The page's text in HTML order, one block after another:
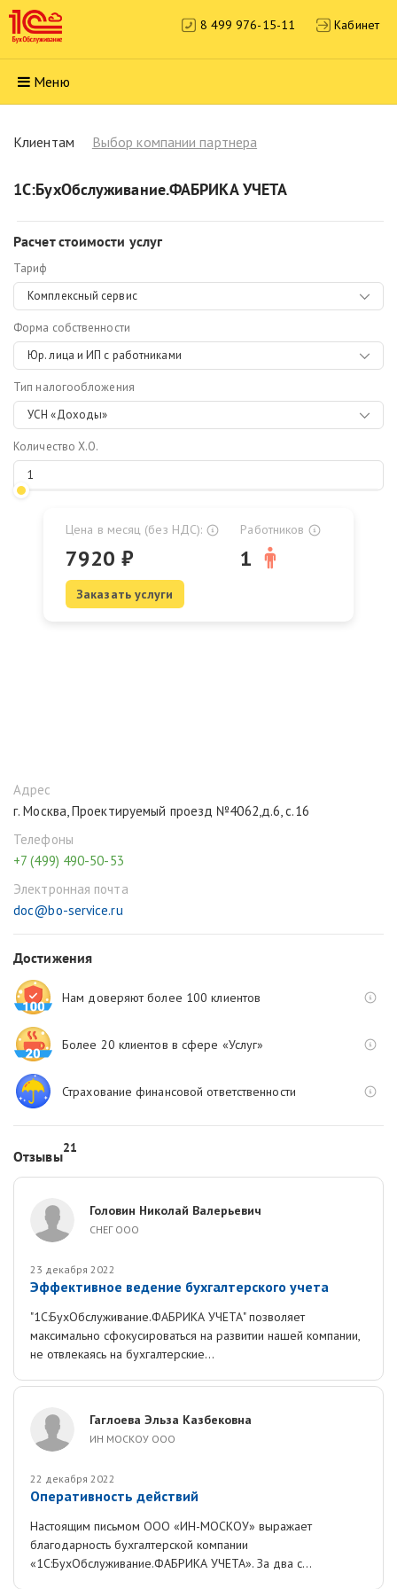
8 499 976-15-11 Кабинет
Меню
Клиентам Выбор компании партнера
1С:БухОбслуживание.ФАБРИКА УЧЕТА
Расчет стоимости услуг
Тариф
Комплексный сервис
Форма собственности
Юр. лица и ИП с работниками
Тип налогообложения
УСН «Доходы»
Количество Х.О.
Цена в месяц (без НДС):
7920 ₽
Работников
1
Заказать услуги
Адрес
г. Москва, Проектируемый проезд №4062,д.6, с.16
Телефоны
+7 (499) 490-50-53
Электронная почта
doc@bo-service.ru
Достижения
Нам доверяют более 100 клиентов
Более 20 клиентов в сфере «Услуг»
Страхование финансовой ответственности
Отзывы21
Головин Николай Валерьевич
СНЕГ ООО
23 декабря 2022
Эффективное ведение бухгалтерского учета
"1С:БухОбслуживание.ФАБРИКА УЧЕТА" позволяет
максимально сфокусироваться на развитии нашей компании,
не отвлекаясь на бухгалтерские...
Гаглоева Эльза Казбековна
ИН МОСКОУ ООО
22 декабря 2022
Оперативность действий
Настоящим письмом ООО «ИН-МОСКОУ» выражает
благодарность бухгалтерской компании
«1С:БухОбслуживание.ФАБРИКА УЧЕТА». За два с...